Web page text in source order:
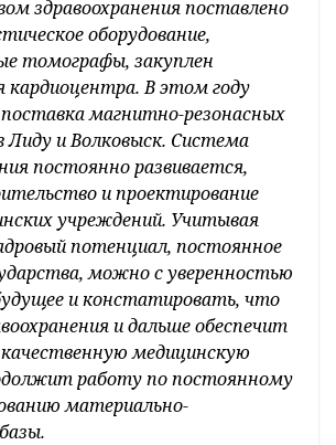
здравоохранения поставлено
оборудование,
томографы, закуплен
кардиоцентра. В этом году
магнитно-резонасных
Лиду и Волковыск. Система
постоянно развивается,
и проектирование
учреждений. Учитывая
потенциал, постоянное
можно с уверенностью
и констатировать, что
и дальше обеспечит
медицинскую
работу по постоянному
материально-